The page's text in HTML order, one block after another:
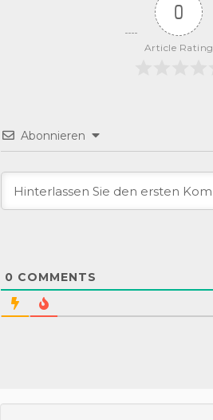
0
Article Rating
Abonnieren
0 COMMENTS